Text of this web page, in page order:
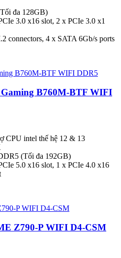
đa 128GB)
3.0 x16 slot, 2 x PCIe 3.0 x1
connectors, 4 x SATA 6Gb/s ports
B760M-BTF WIFI
CPU intel thế hệ 12 & 13
(Tối đa 192GB)
5.0 x16 slot, 1 x PCIe 4.0 x16
Z790-P WIFI D4-CSM